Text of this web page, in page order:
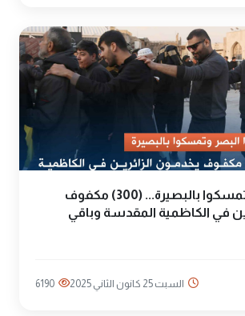
فقدوا البصر وتمسكوا بالبصيرة... (300) مكفوف
في الكاظمية المقدسة وباقي
السبت 25 كانون الثاني 2025 6190